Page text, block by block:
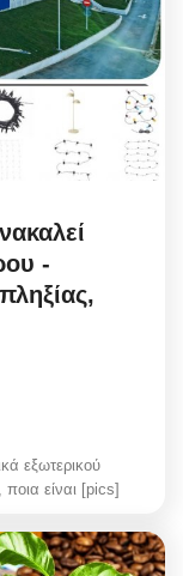
-
εξωτερικού
είναι [pics]